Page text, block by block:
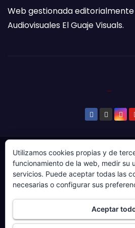
Web gestionada
Audiovisuales El Guaje Visuals.
© Copyright 2024. Todos los
Web gestionada por
Guaje
Sobre ‘Ḷḷena a esgaya’
Política de privacidad
Utilizamos cookies propias y de
funcionamiento de la web, medir su
servicios. Puede aceptar todas las
necesarias o configurar sus
Aceptar